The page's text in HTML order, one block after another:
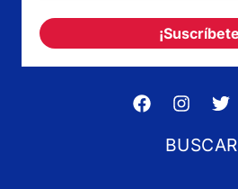
BUSCAR